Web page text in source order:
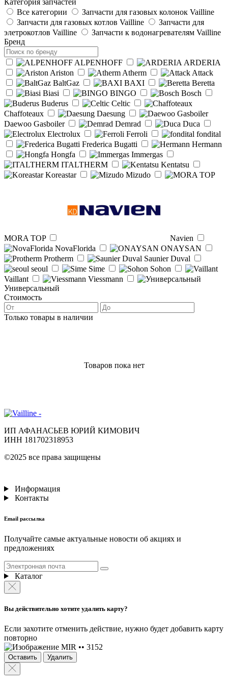
Категория запчастей
Все категории
Запчасти для газовых колонок Vailline
Запчасти для газовых котлов Vailline
Запчасти для
элетрокотлов Vailline
Запчасти к водонагревателям Vailline
Бренд
ALPENHOFF
ARDERIA
Ariston
Atherm
Attack
BaltGaz
BAXI
Beretta
Biasi
BINGO
Bosch
Buderus
Celtic
Chaffoteaux
Daesung
Daewoo Gasboiler
Demrad
Duca
Electrolux
Ferroli
fondital
Frederica Bugatti
Hermann
Hongfa
Immergas
ITALTHERM
Kentatsu
Koreastar
Mizudo
MORA TOP
Navien
NovaFlorida
ONAYSAN
Protherm
Saunier Duval
seoul
Sime
Sohon
Vaillant
Viessmann
Универсальный
Стоимость
Только товары в наличии
Товаров пока нет
ИП АФАНАСЬЕВ ЮРИЙ КИМОВИЧ
ИНН 181702318953
©2025 все права защищены
Информация
Контакты
Email рассылка
Получайте самые актуальные новости об акциях и
предложениях
Каталог
Вы действительно хотите удалить карту?
Если захотите отменить действие, нужно будет добавить карту
повторно
MIR •• 3152
Оставить Удалить